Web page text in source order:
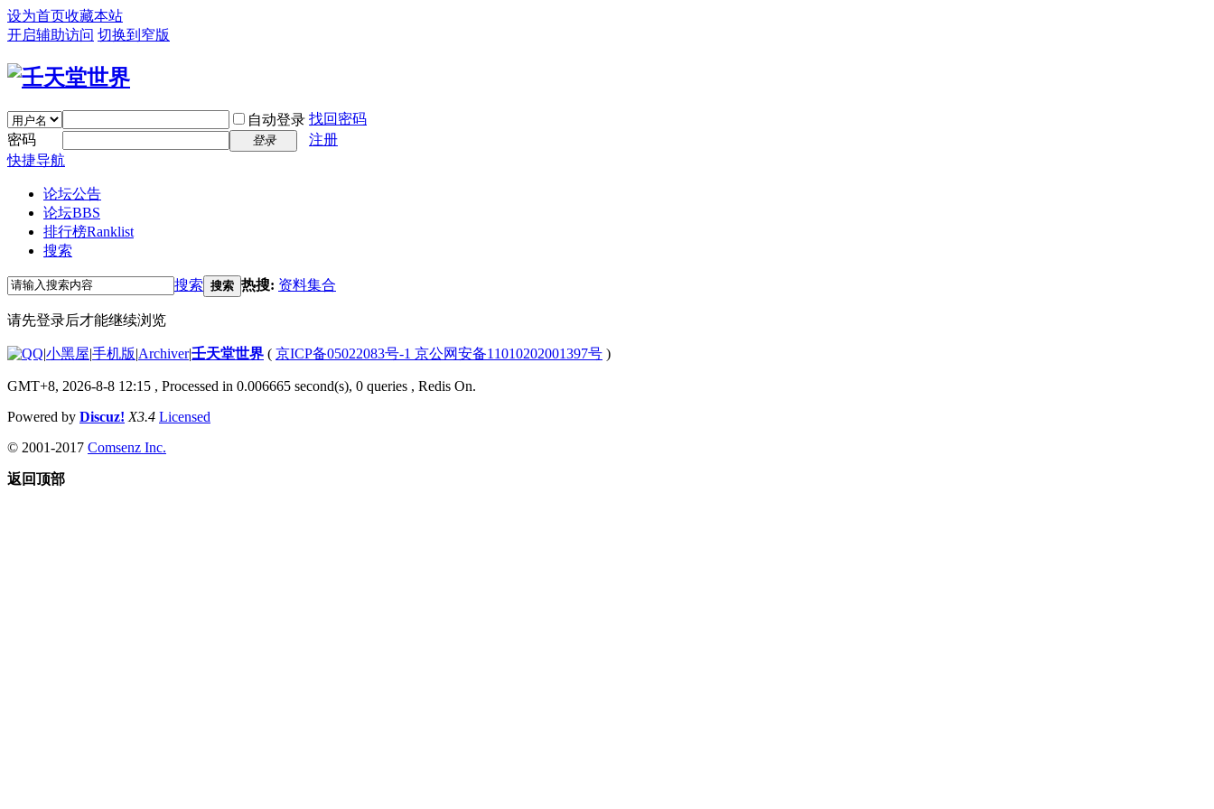
设为首页收藏本站
开启辅助访问 切换到窄版
自动登录 找回密码
密码
登录
注册
快捷导航
论坛公告
论坛BBS
排行榜Ranklist
搜索
搜索 搜索 热搜: 资料集合
请先登录后才能继续浏览
|小黑屋|手机版|Archiver|壬天堂世界 ( 京ICP备05022083号-1 京公网安备11010202001397号 )
GMT+8, 2026-8-8 12:15 , Processed in 0.006665 second(s), 0 queries , Redis On.
Powered by Discuz! X3.4 Licensed
© 2001-2017 Comsenz Inc.
返回顶部